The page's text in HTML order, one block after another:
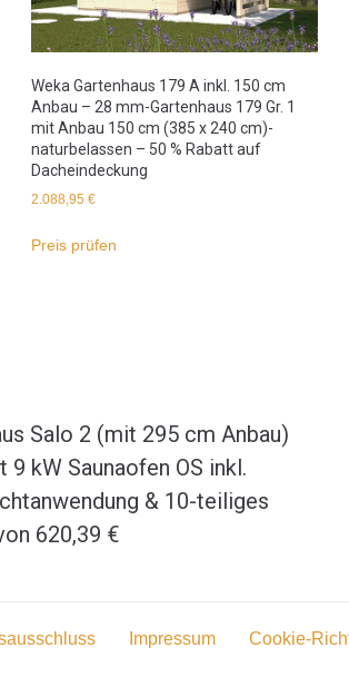
Weka Gartenhaus 179 A inkl. 150 cm
Anbau – 28 mm-Gartenhaus 179 Gr. 1
mit Anbau 150 cm (385 x 240 cm)-
naturbelassen – 50 % Rabatt auf
Dacheindeckung
2.088,95€
Preis prüfen
Salo 2 (mit 295 cm Anbau)
kW Saunaofen OS inkl.
& 10-teiliges
620,39 €
Impressum Cookie-